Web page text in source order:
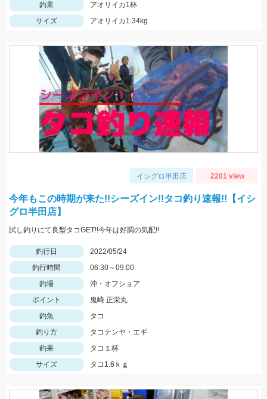
釣果
アオリイカ1杯
サイズ
アオリイカ1.34kg
イシグロ半田店 2201 view
今年もこの時期が来た!!シーズイン!!タコ釣り速報!!【イシ
グロ半田店】
試し釣りにて良型タコGET!!今年は好調の気配!!
釣行日
2022/05/24
釣行時間
06:30～09:00
釣場
沖・オフショア
ポイント
鬼崎 正栄丸
釣魚
タコ
釣り方
タコテンヤ・エギ
釣果
タコ１杯
サイズ
タコ1.6ｋｇ